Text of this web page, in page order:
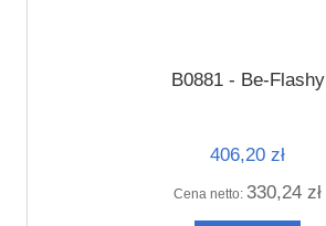
B0881 - Be-Flashy
406,20 zł
Cena netto: 330,24 zł